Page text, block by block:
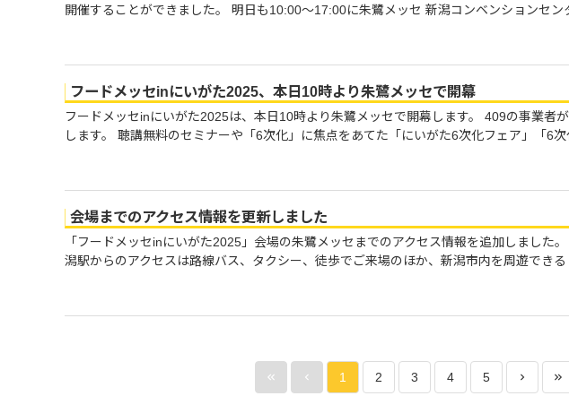
開催することができました。 明日も10:00～17:00に朱鷺メッセ 新潟コンベンションセ
フードメッセinにいがた2025、本日10時より朱鷺メッセで開幕
フードメッセinにいがた2025は、本日10時より朱鷺メッセで開幕します。 409の事業者
します。 聴講無料のセミナーや「6次化」に焦点をあてた「にいがた6次化フェア」「6
会場までのアクセス情報を更新しました
「フードメッセinにいがた2025」会場の朱鷺メッセまでのアクセス情報を追加しました
潟駅からのアクセスは路線バス、タクシー、徒歩でご来場のほか、新潟市内を周遊でき
1 2 3 4 5